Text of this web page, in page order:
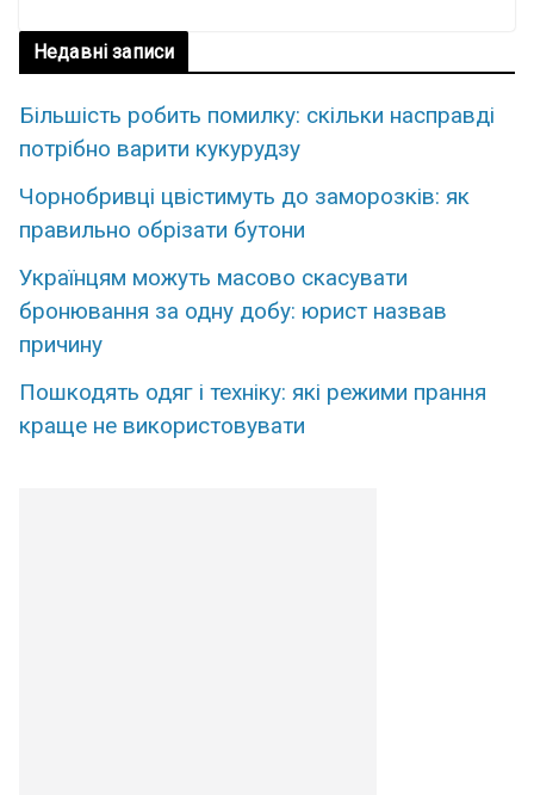
Недавні записи
Більшість робить помилку: скільки насправді
потрібно варити кукурудзу
Чорнобривці цвістимуть до заморозків: як
правильно обрізати бутони
Українцям можуть масово скасувати
бронювання за одну добу: юрист назвав
причину
Пошкодять одяг і техніку: які режими прання
краще не використовувати